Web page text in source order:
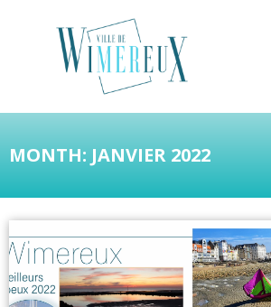
MONTH: JANVIER 2022